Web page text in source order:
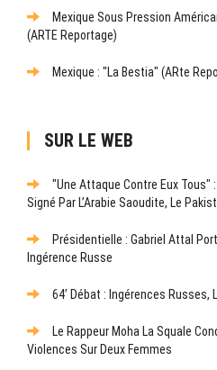
Mexique Sous Pression
(ARTE Reportage)
Mexique : "La Bestia" (ARte
SUR LE WEB
"Une Attaque Contre Eux Tous" :
Signé Par L’Arabie Saoudite, Le
Présidentielle : Gabriel Attal
Ingérence Russe
64’ Débat : Ingérences Russes,
Le Rappeur Moha La Squale
Violences Sur Deux Femmes